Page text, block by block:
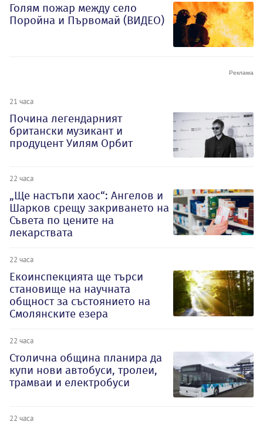
Голям пожар между село
Поройна и Първомай (ВИДЕО)
21 часа
Почина легендарният
британски музикант и
продуцент Уилям Орбит
22 часа
„Ще настъпи хаос“: Ангелов и
Шарков срещу закриването на
Съвета по цените на
лекарствата
22 часа
Екоинспекцията ще търси
становище на научната
общност за състоянието на
Смолянските езера
22 часа
Столична община планира да
купи нови автобуси, тролеи,
трамваи и електробуси
22 часа